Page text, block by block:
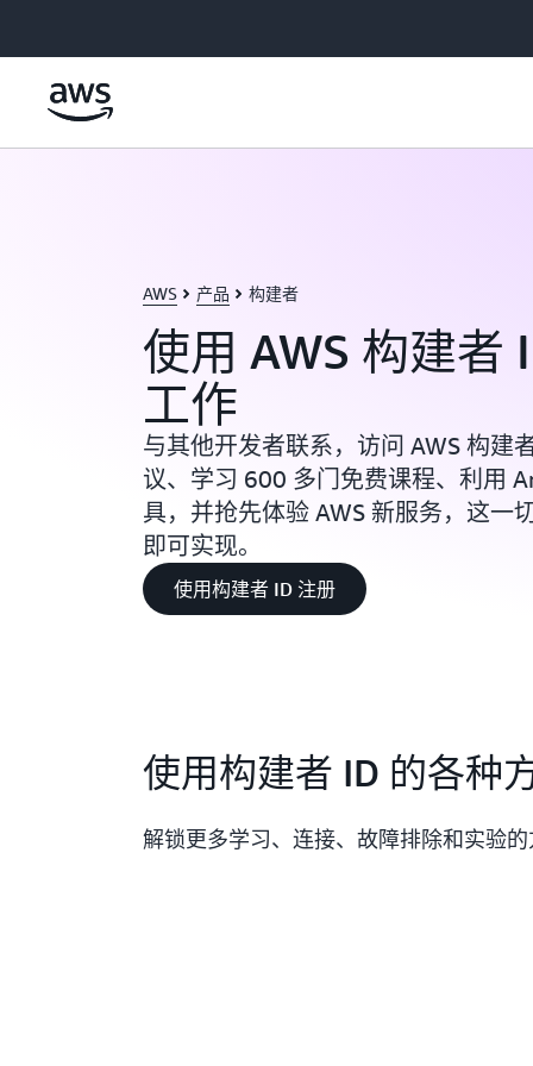
AWS 产品 构建者
使用 AWS 构建者
工作
与其他开发者联系，访问 AWS 构建
议、学习 600 多门免费课程、利用
具，并抢先体验 AWS 新服务，这一
即可实现。
使用构建者 ID 注册
使用构建者 ID 的各种
解锁更多学习、连接、故障排除和实验